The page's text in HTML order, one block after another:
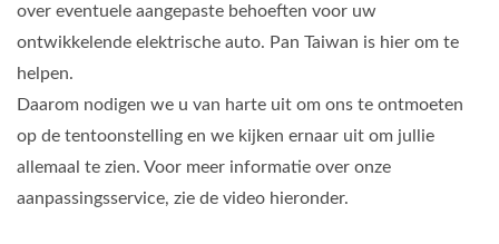
over eventuele aangepaste behoeften voor uw
ontwikkelende elektrische auto. Pan Taiwan is hier om te
helpen.
Daarom nodigen we u van harte uit om ons te ontmoeten
op de tentoonstelling en we kijken ernaar uit om jullie
allemaal te zien. Voor meer informatie over onze
aanpassingsservice, zie de video hieronder.